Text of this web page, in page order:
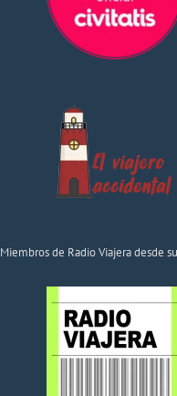
Miembros de Radio Viajera desde